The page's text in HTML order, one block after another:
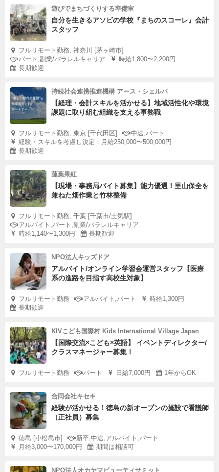
遊びでまちづくりする準備室
自分を生きるアソビの学校『まちのスコーレ』会計
スタッフ
フルリモート勤務, 神奈川 [茅ヶ崎市]
パート,副業/パラレルキャリア
時給1,800〜2,200円
長期歓迎
持続社会連携推進機構 アース・シェルパ
【経理・会計スキルを活かせる】地域活性化や環境
課題に取り組む組織を支える事務職
フルリモート勤務, 東京 [千代田区]
中途,パート
経験・スキルを考慮し決定：月給250,000〜500,000円
長期歓迎
蓮葉果紅
【現場・事務局バイト募集】能力優遇！里山保全を
兼ねた畑作業と竹林整備
フルリモート勤務, 千葉 [千葉市/土気駅]
アルバイト,パート,副業/パラレルキャリア
時給1,140〜1,300円
長期歓迎
NPO法人キッズドア
アルバイト/オンライン学習会運営スタッフ【医療
系の進路を目指す高校生対象】
フルリモート勤務 アルバイト,パート
時給1,300円
長期歓迎
KIVこども国際村 Kids International Village Japan
【国際交流×こども×英語】 イベントディレクター/
クラスマネージャー募集！
フルリモート勤務 パート 日給7,000円 1年からOK
合同会社キセキ
経験が活かせる！徳島の新オープンの施設で看護師
（正社員）募集
徳島 [小松島市]
新卒,中途,アルバイト,パート
月給3,000〜170,000円
期間は相談可
NPO法人オカヤマビューティサミット